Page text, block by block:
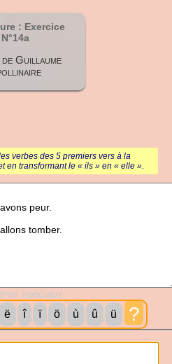
: Exercice
N°14a
de Guillaume
verbes des 5 premiers vers à la
en transformant le « ils » en « elle ».
spéciaux
ë î ï ö ù û ü ?